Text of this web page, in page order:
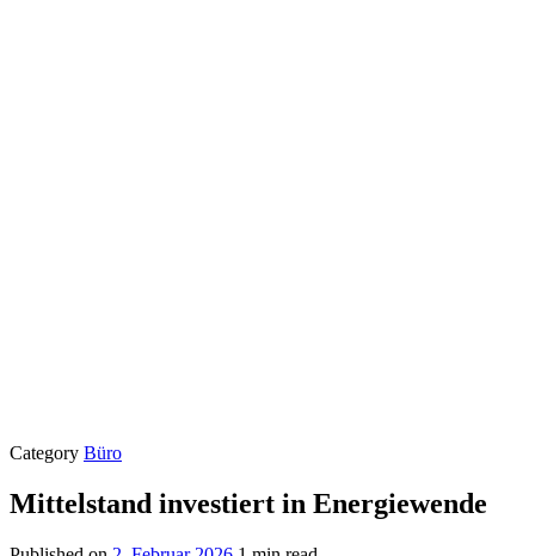
Category Büro
Mittelstand investiert in Energiewende